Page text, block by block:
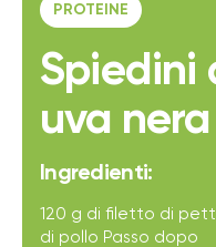
PROTEINE
Spiedini
uva nera
Ingredienti:
120 g di filetto di
di pollo Passo dopo